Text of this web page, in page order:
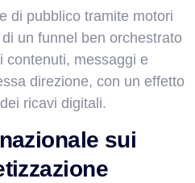
di pubblico tramite motori
un funnel ben orchestrato
contenuti, messaggi e
direzione, con un effetto
ricavi digitali.
sui